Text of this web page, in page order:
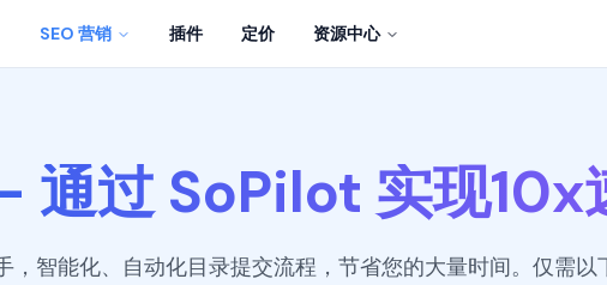
SEO 营销 插件 定价 资源中心
通过 SoPilot 实现
，智能化、自动化目录提交流程，节省您的大量时间。仅需